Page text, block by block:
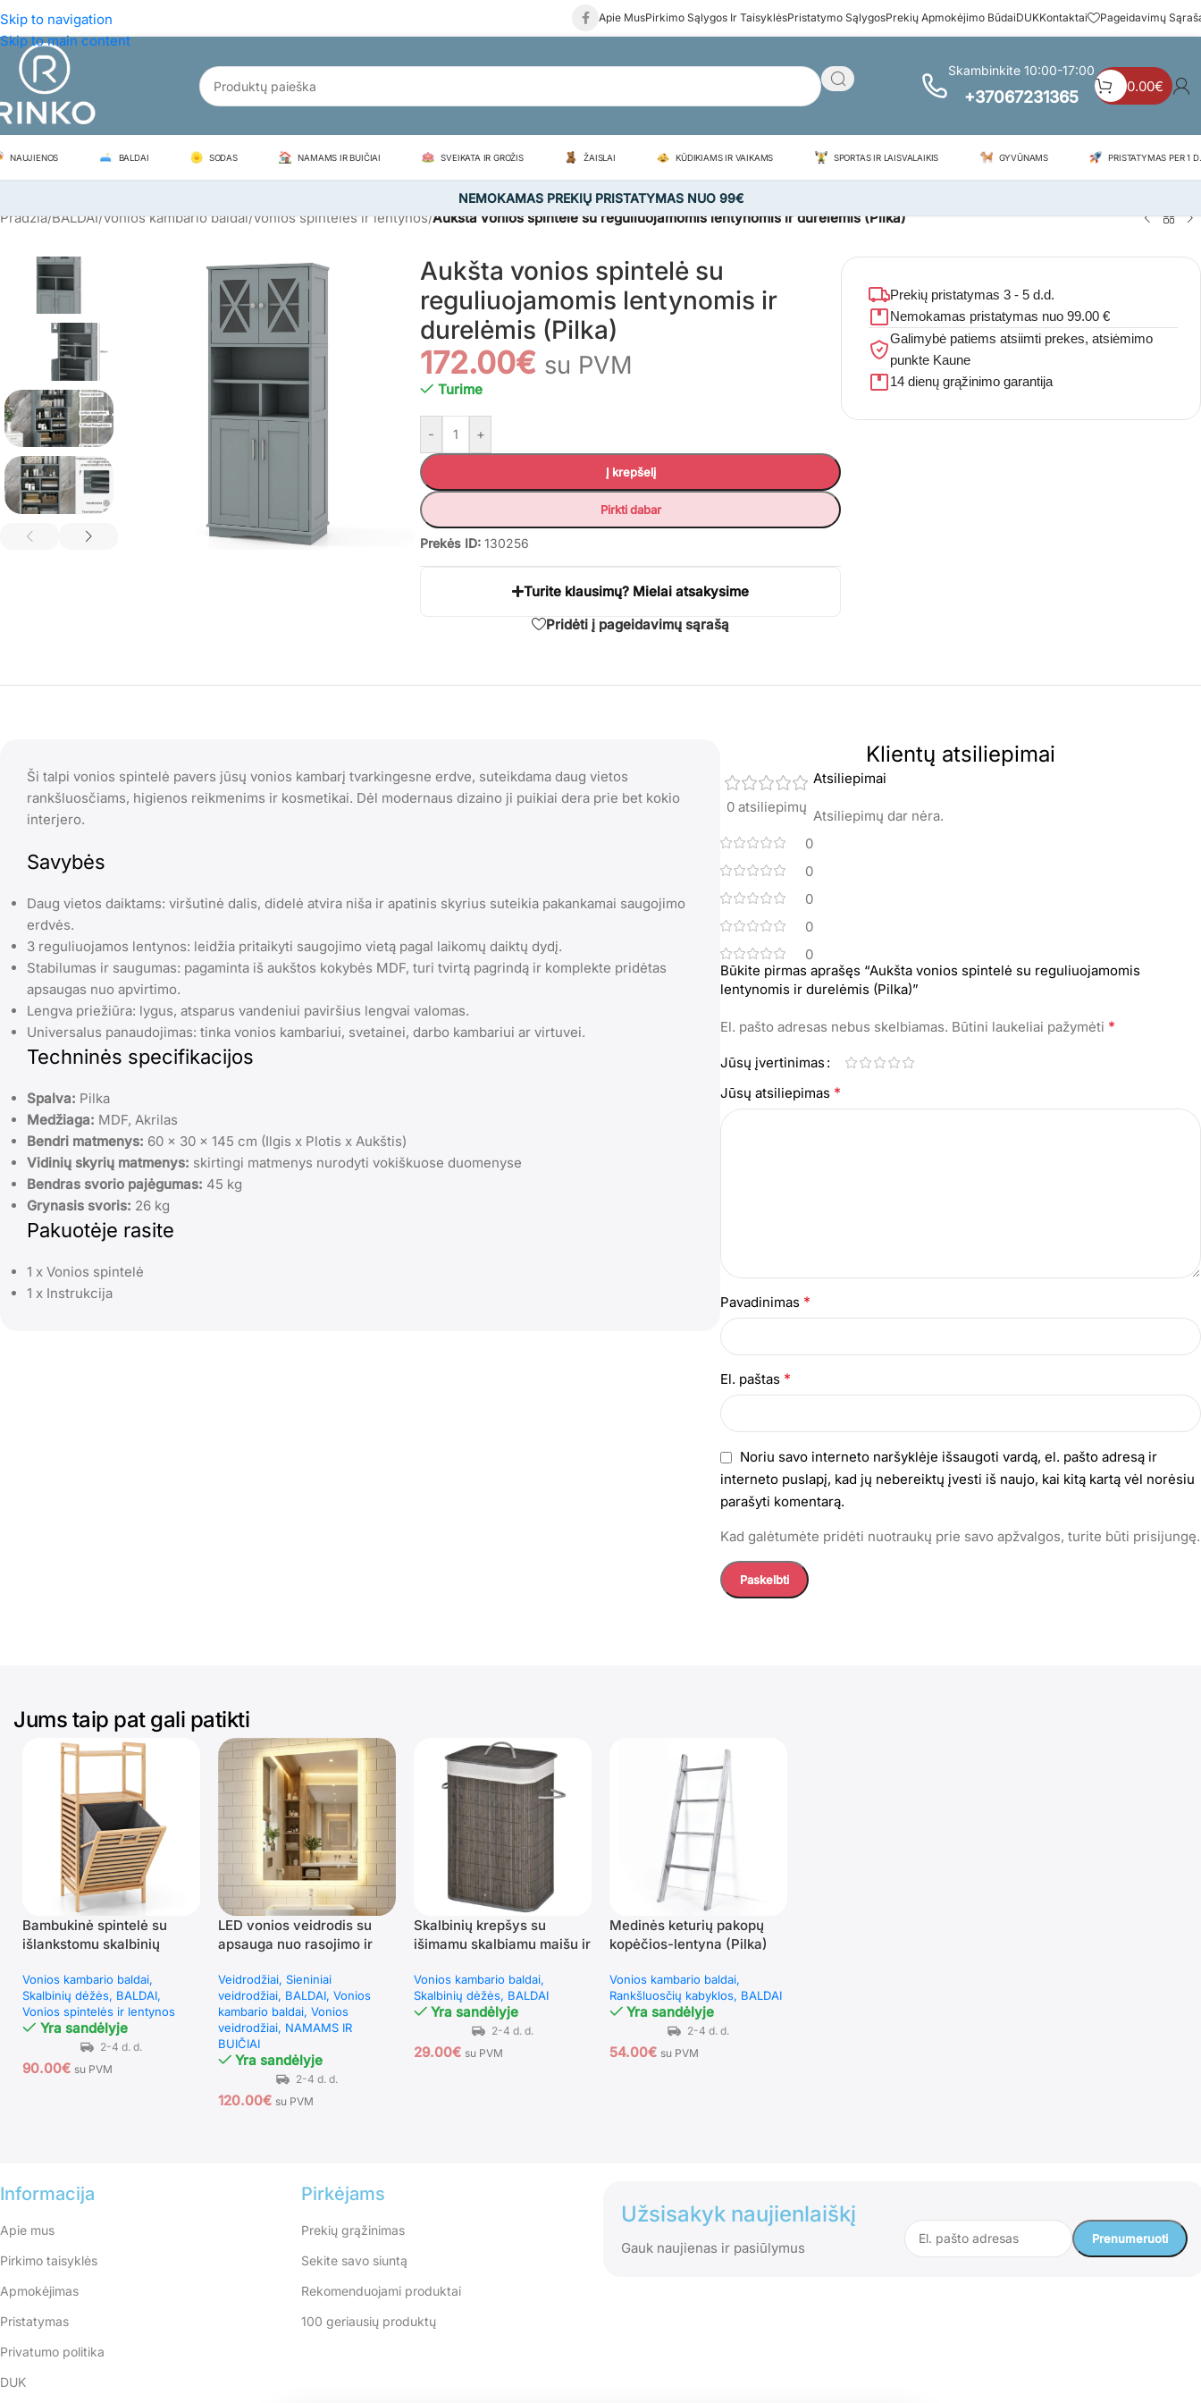
Skip to navigation
Skip to main content
Apie MusPirkimo Sąlygos Ir TaisyklėsPristatymo SąlygosPrekių Apmokėjimo BūdaiDUKKontaktai Pageidavimų
Skambinkite 10:00-17:00
+37067231365
0.00€
NAUJIENOS BALDAI SODAS NAMAMS IR BUIČIAI SVEIKATA IR GROŽIS ŽAISLAI KŪDIKIAMS IR VAIKAMS SPORTAS IR LAISVALAIKIS GYVŪNAMS PRISTATYMAS PER 1
NEMOKAMAS PREKIŲ PRISTATYMAS NUO 99€
Pradžia/BALDAI/Vonios kambario baldai/Vonios spintelės ir lentynos/Aukšta vonios spintelė su reguliuojamomis lentynomis ir durelėmis (Pilka)
Aukšta vonios spintelė su
reguliuojamomis lentynomis ir
durelėmis (Pilka)
172.00€ su PVM
Turime
- +
Į krepšelį
Pirkti dabar
Prekės ID: 130256
Turite klausimų? Mielai atsakysime
Pridėti į pageidavimų sąrašą
Prekių pristatymas 3 - 5 d.d.
Nemokamas pristatymas nuo 99.00 €
Galimybė patiems atsiimti prekes, atsiėmimo
punkte Kaune
14 dienų grąžinimo garantija
Ši talpi vonios spintelė pavers jūsų vonios kambarį tvarkingesne erdve, suteikdama daug vietos
rankšluosčiams, higienos reikmenims ir kosmetikai. Dėl modernaus dizaino ji puikiai dera prie bet kokio
interjero.
Savybės
Daug vietos daiktams: viršutinė dalis, didelė atvira niša ir apatinis skyrius suteikia pakankamai saugojimo
erdvės.
3 reguliuojamos lentynos: leidžia pritaikyti saugojimo vietą pagal laikomų daiktų dydį.
Stabilumas ir saugumas: pagaminta iš aukštos kokybės MDF, turi tvirtą pagrindą ir komplekte pridėtas
apsaugas nuo apvirtimo.
Lengva priežiūra: lygus, atsparus vandeniui paviršius lengvai valomas.
Universalus panaudojimas: tinka vonios kambariui, svetainei, darbo kambariui ar virtuvei.
Techninės specifikacijos
Spalva: Pilka
Medžiaga: MDF, Akrilas
Bendri matmenys: 60 x 30 x 145 cm (Ilgis x Plotis x Aukštis)
Vidinių skyrių matmenys: skirtingi matmenys nurodyti vokiškuose duomenyse
Bendras svorio pajėgumas: 45 kg
Grynasis svoris: 26 kg
Pakuotėje rasite
1 x Vonios spintelė
1 x Instrukcija
Klientų atsiliepimai
0 atsiliepimų
0
0
0
0
0
Atsiliepimai
Atsiliepimų dar nėra.
Būkite pirmas aprašęs “Aukšta vonios spintelė su reguliuojamomis
lentynomis ir durelėmis (Pilka)”
El. pašto adresas nebus skelbiamas. Būtini laukeliai pažymėti *
Jūsų įvertinimas
Jūsų atsiliepimas *
Pavadinimas *
El. paštas *
Noriu savo interneto naršyklėje išsaugoti vardą, el. pašto adresą ir
interneto puslapį, kad jų nebereiktų įvesti iš naujo, kai kitą kartą vėl norėsiu
parašyti komentarą.
Kad galėtumėte pridėti nuotraukų prie savo apžvalgos, turite būti prisijungę.
Jums taip pat gali patikti
Bambukinė spintelė su
išlankstomu skalbinių
(Natūrali)
Vonios kambario baldai
Skalbinių dėžės BALDAI
Vonios spintelės ir lentynos
Yra sandėlyje
90.00€ su PVM
LED vonios veidrodis su
apsauga nuo rasojimo ir
(Sidabrinė)
Veidrodžiai Sieniniai
veidrodžiai BALDAI Vonios
kambario baldai Vonios
veidrodžiai NAMAMS IR
BUIČIAI
Yra sandėlyje
120.00€ su PVM
Skalbinių krepšys su
išimamu skalbiamu maišu ir
Vonios kambario baldai
Skalbinių dėžės BALDAI
Yra sandėlyje
29.00€ su PVM
Medinės keturių pakopų
kopėčios-lentyna (Pilka)
Vonios kambario baldai
Rankšluosčių kabyklos BALDAI
Yra sandėlyje
54.00€ su PVM
Informacija
Apie mus
Pirkimo taisyklės
Apmokėjimas
Pristatymas
Privatumo politika
DUK
Pirkėjams
Prekių grąžinimas
Sekite savo siuntą
Rekomenduojami produktai
100 geriausių produktų
Užsisakyk naujienlaiškį
Gauk naujienas ir pasiūlymus